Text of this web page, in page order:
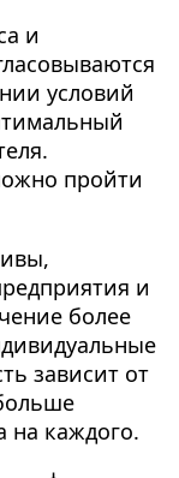
и
условий
пройти
и
более
зависит от
на каждого.